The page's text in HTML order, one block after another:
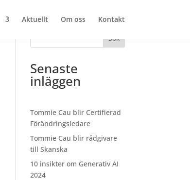
Aktuellt Om oss Kontakt
Sök
Senaste
inläggen
Tommie Cau blir Certifierad
Förändringsledare
Tommie Cau blir rådgivare
till Skanska
10 insikter om Generativ AI
2024